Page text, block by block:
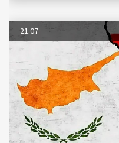
21.07